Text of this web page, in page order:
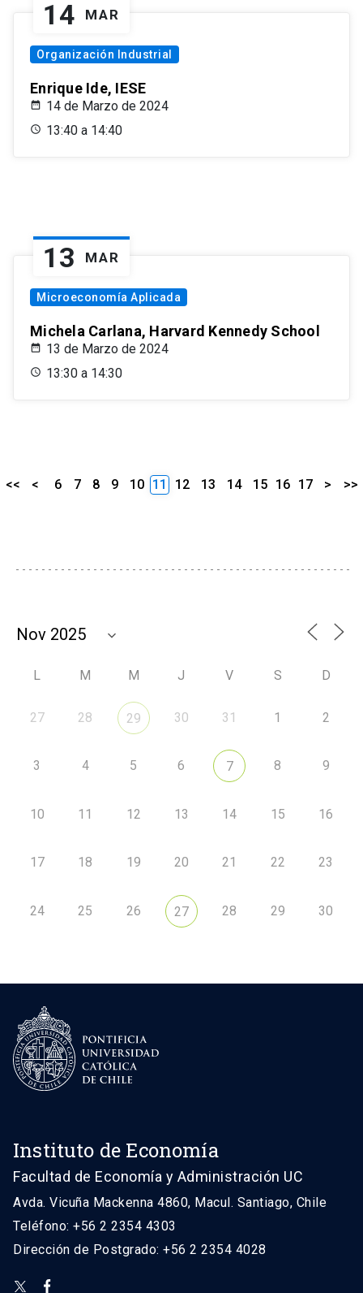
14 MAR
Organización Industrial
Enrique Ide, IESE
14 de Marzo de 2024
13:40 a 14:40
13 MAR
Microeconomía Aplicada
Michela Carlana, Harvard Kennedy School
13 de Marzo de 2024
13:30 a 14:30
<< < 6 7 8 9 10 11 12 13 14 15 16 17 > >>
L M M J V S D
27 28 29 30 31 1 2
3 4 5 6 7 8 9
10 11 12 13 14 15 16
17 18 19 20 21 22 23
24 25 26 27 28 29 30
Instituto de Economía
Facultad de Economía y Administración UC
Avda. Vicuña Mackenna 4860, Macul. Santiago, Chile
Teléfono: +56 2 2354 4303
Dirección de Postgrado: +56 2 2354 4028